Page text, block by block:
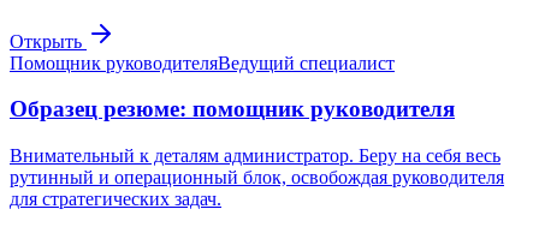
Открыть
Помощник руководителяВедущий специалист
Образец резюме: помощник руководителя
Внимательный к деталям администратор. Беру на себя весь
рутинный и операционный блок, освобождая руководителя
для стратегических задач.